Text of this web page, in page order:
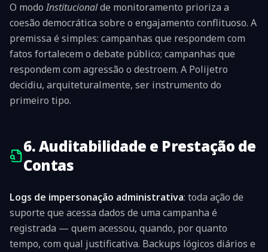
O modoInstitucionalde monitoramento prioriza a
coesão democrática sobre o engajamento conflituoso. A
premissa é simples: campanhas que respondem com
fatos fortalecem o debate público; campanhas que
respondem com agressão o destroem. A Polijetro
decidiu, arquiteturalmente, ser instrumento do
primeiro tipo.
6. Auditabilidade e Prestação de
Contas
Logs de impersonação administrativa: toda ação de
suporte que acessa dados de uma campanha é
registrada — quem acessou, quando, por quanto
tempo, com qual justificativa. Backups lógicos diários e